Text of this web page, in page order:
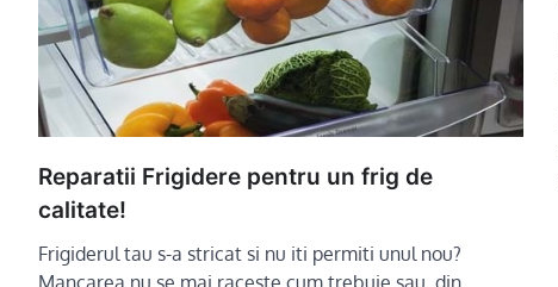
Reparatii Frigidere pentru un frig de
calitate!
Frigiderul tau s-a stricat si nu iti permiti unul nou?